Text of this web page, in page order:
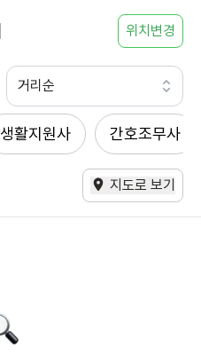
위치변경
거리순
생활지원사 간호조무사
지도로 보기